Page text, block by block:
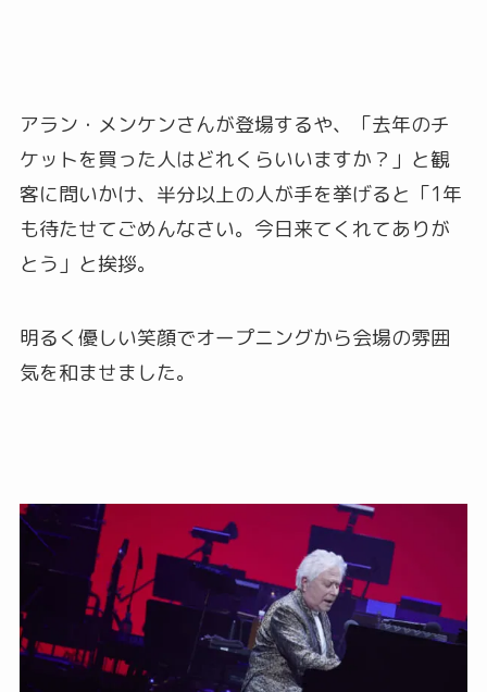
アラン・メンケンさんが登場するや、「去年のチ
ケットを買った人はどれくらいいますか？」と観
客に問いかけ、半分以上の人が手を挙げると「1年
も待たせてごめんなさい。今日来てくれてありが
とう」と挨拶。
明るく優しい笑顔でオープニングから会場の雰囲
気を和ませました。